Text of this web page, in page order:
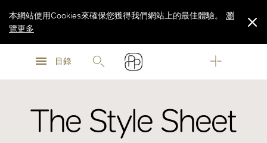
瀏
目錄
本網站使用Cookies來確保您獲得我們網站上的最佳體驗。
瀏
覽更多
The Style Sheet